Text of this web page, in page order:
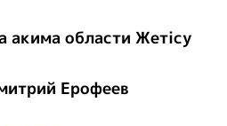
акима области Жетісу
Ерофеев